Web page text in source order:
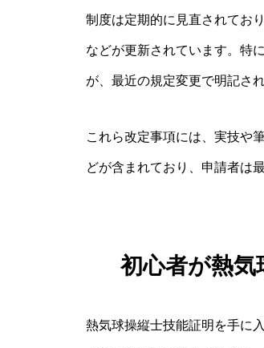
制度は定期的に見直されてお
などが更新されています。特
が、最近の規定変更で明記さ
これら改定事項には、実技や
どが含まれており、申請者は
初心者が熱
熱気球操縦士技能証明を手に